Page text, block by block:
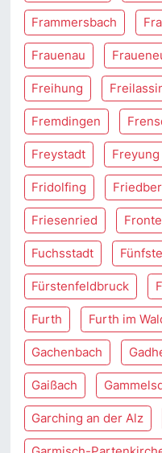
Frammersbach
Frauenau
Freihung
Fremdingen
Freystadt Freyung
Fridolfing
Friesenried
Fuchsstadt
Fürstenfeldbruck
Furth Furth im
Gachenbach
Gaißach
Garching an der Alz